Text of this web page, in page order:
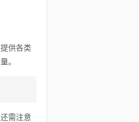
供各类
。
需注意